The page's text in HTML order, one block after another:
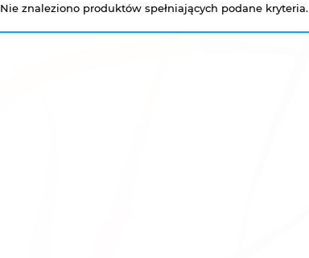
Nie znaleziono produktów spełniających podane kryteria.